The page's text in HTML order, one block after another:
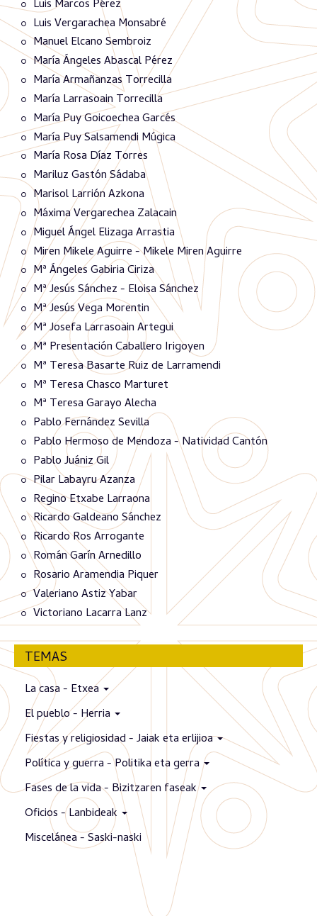
Luis Marcos Pérez
Luis Vergarachea Monsabré
Manuel Elcano Sembroiz
María Ángeles Abascal Pérez
María Armañanzas Torrecilla
María Larrasoain Torrecilla
María Puy Goicoechea Garcés
María Puy Salsamendi Múgica
María Rosa Díaz Torres
Mariluz Gastón Sádaba
Marisol Larrión Azkona
Máxima Vergarechea Zalacain
Miguel Ángel Elizaga Arrastia
Miren Mikele Aguirre - Mikele Miren Aguirre
Mª Ángeles Gabiria Ciriza
Mª Jesús Sánchez - Eloisa Sánchez
Mª Jesús Vega Morentin
Mª Josefa Larrasoain Artegui
Mª Presentación Caballero Irigoyen
Mª Teresa Basarte Ruiz de Larramendi
Mª Teresa Chasco Marturet
Mª Teresa Garayo Alecha
Pablo Fernández Sevilla
Pablo Hermoso de Mendoza - Natividad Cantón
Pablo Juániz Gil
Pilar Labayru Azanza
Regino Etxabe Larraona
Ricardo Galdeano Sánchez
Ricardo Ros Arrogante
Román Garín Arnedillo
Rosario Aramendia Piquer
Valeriano Astiz Yabar
Victoriano Lacarra Lanz
TEMAS
La casa - Etxea
El pueblo - Herria
Fiestas y religiosidad - Jaiak eta erlijioa
Política y guerra - Politika eta gerra
Fases de la vida - Bizitzaren faseak
Oficios - Lanbideak
Miscelánea - Saski-naski